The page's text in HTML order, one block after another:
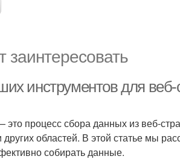
заинтересовать
инструментов для веб-
это процесс сбора данных из веб-
других областей. В этой статье мы
собирать данные.